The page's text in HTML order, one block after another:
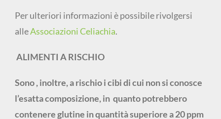
Per ulteriori informazioni è possibile rivolgersi
alleAssociazioni Celiachia.
ALIMENTI A RISCHIO
Sono , inoltre, a rischio i cibi di cui non si conosce
l’esatta composizione, in quanto potrebbero
contenere glutine in quantità superiore a 20 ppm